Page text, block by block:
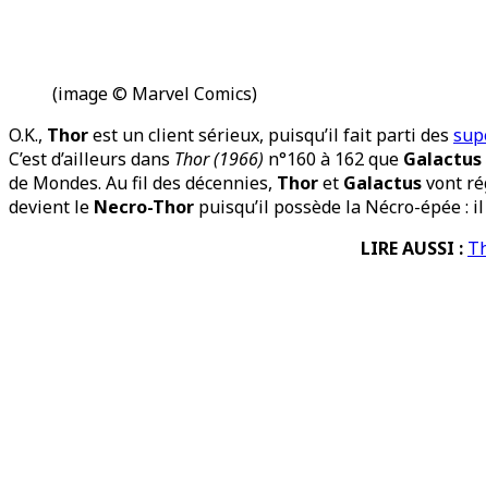
(image © Marvel Comics)
O.K., Thorest un client sérieux, puisqu’il fait parti des
C’est d’ailleurs dans Thor (1966) n°160 à 162 que Galactus
de Mondes. Au fil des décennies, Thoret Galactusvont
devient le Necro-Thor puisqu’il possède la Nécro-épée :
LIRE AUSSI :